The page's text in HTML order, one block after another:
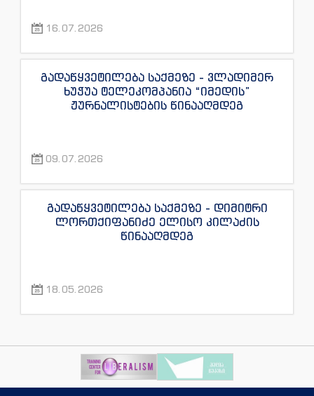
“ექსკლუზივტივის” ჟურნალისტების
16.07.2026
გადაწყვეტილება საქმეზე - ვლადიმერ
ხუჭუა ტელეკომპანია “იმედის”
ჟურნალისტების წინააღმდეგ
09.07.2026
გადაწყვეტილება საქმეზე - დიმიტრი
ლორთქიფანიძე ელისო კილაძის
წინააღმდეგ
18.05.2026